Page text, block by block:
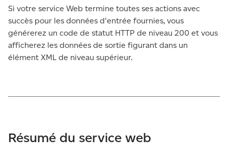
Si votre service Web termine toutes ses actions avec
succès pour les données d'entrée fournies, vous
générerez un code de statut HTTP de niveau 200 et vous
afficherez les données de sortie figurant dans un
élément XML de niveau supérieur.
Résumé du service web